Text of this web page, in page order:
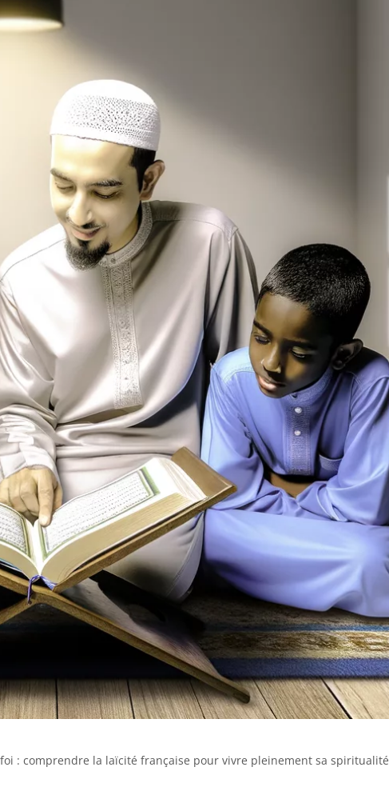
: comprendre la laïcité française pour vivre pleinement sa spiritualité